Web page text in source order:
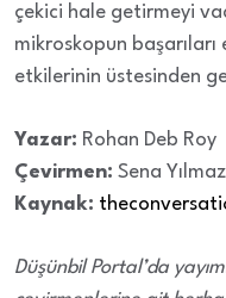
çekici hale getirmeyi
mikroskopun
etkilerinin üstesinden
Yazar: Rohan Deb Roy
Çevirmen: Sena
Kaynak:
Düşünbil Portal’da